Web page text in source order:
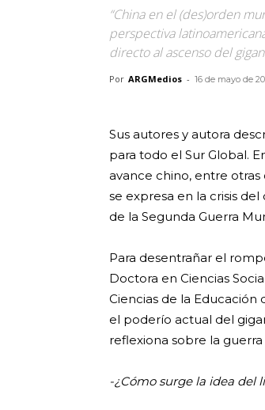
“China en el (des)orden
perspectiva
directo al ascenso del
Por ARGMedios - 16 de mayo de
Sus autores y autora
para todo el Sur Global.
avance chino, entre
se expresa en la crisis
de la Segunda Guerra
Para desentrañar el
Doctora en Ciencias
Ciencias de la Educación
el poderío actual del
reflexiona sobre la
-¿Cómo surge la idea del